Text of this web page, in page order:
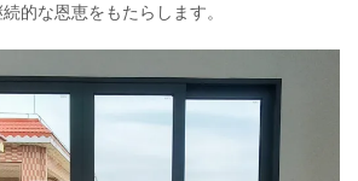
的な恩恵をもたらします。